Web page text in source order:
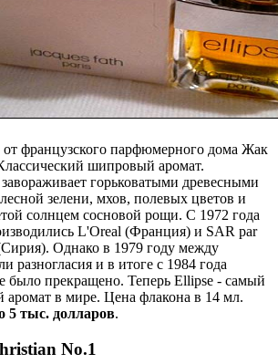
французского парфюмерного дома Жак
шипровый аромат.
горьковатыми древесными
зелени, мхов, полевых цветов и
солнцем сосновой рощи. С 1972 года
L'Oreal (Франция) и SAR par
Однако в 1979 году между
разногласия и в итоге с 1984 года
было прекращено. Теперь Ellipse - самый
аромат в мире. Цена флакона в 14 мл.
5 тыс. долларов.
No.1